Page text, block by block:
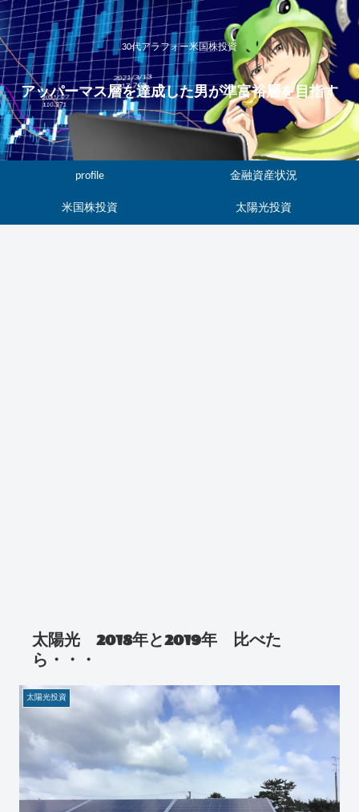
30代アラフォー米国株投資
アッパーマス層を達成した男が準富裕層を目指す
profile 金融資産状況
米国株投資 太陽光投資
太陽光 2018年と2019年 比べた
ら・・・
太陽光投資